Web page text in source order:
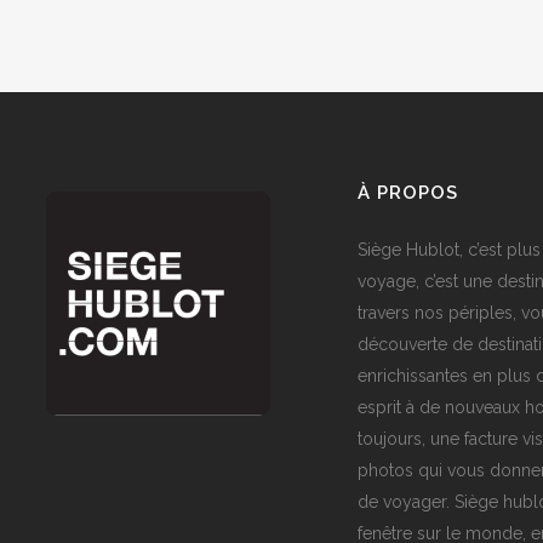
À PROPOS
Siège Hublot, c’est
voyage, c’est une
travers nos périples,
découverte de
enrichissantes en plus
esprit à de nouveaux
toujours, une facture
photos qui vous
de voyager. Siège
fenêtre sur le monde,